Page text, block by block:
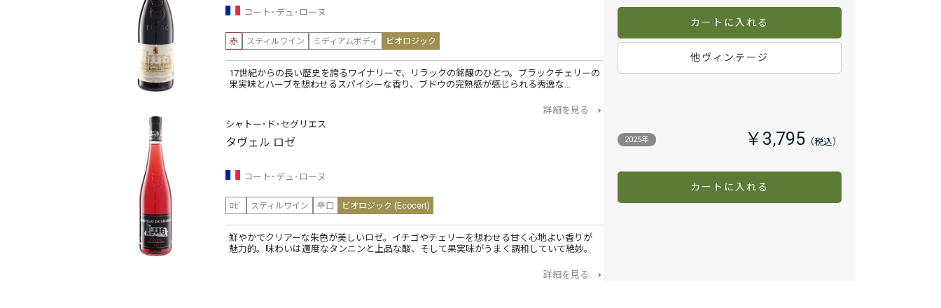
コート･デュ･ローヌ
赤 スティルワイン ミディアムボディ ビオロジック
17世紀からの長い歴史を誇るワイナリーで、リラックの銘醸のひとつ。ブラックチェリーの
果実味とハーブを想わせるスパイシーな香り、ブドウの完熟感が感じられる秀逸な…
詳細を見る
カートに入れる
他ヴィンテージ
シャトー･ド･セグリエス
タヴェル ロゼ
コート･デュ･ローヌ
ﾛｾﾞ スティルワイン 辛口 ビオロジック (Ecocert)
鮮やかでクリアーな朱色が美しいロゼ。イチゴやチェリーを想わせる甘く心地よい香りが
魅力的。味わいは適度なタンニンと上品な酸、そして果実味がうまく調和していて絶妙。
詳細を見る
2025年 ￥3,795
カートに入れる